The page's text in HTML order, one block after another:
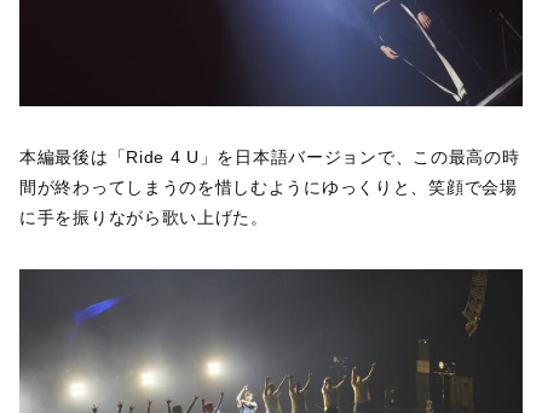
本編最後は「Ride 4 U」を日本語バージョンで、この最高の時
間が終わってしまうのを惜しむようにゆっくりと、笑顔で会場
に手を振りながら歌い上げた。